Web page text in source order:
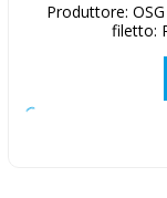
Produttore:
filetto: